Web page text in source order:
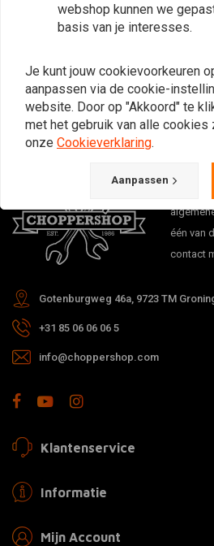
één van
contact
Gotenburgweg 46a, 9723 TM
+31 85 06 06 06 5
info@choppershop.com
Klantenservice
Informatie
Mijn Account
webshop kunnen we
basis van je interesses.
Je kunt jouw cookievoorkeuren
aanpassen via de cookie-
website. Door op "Akkoord" te
met het gebruik van alle cookies
onze Cookieverklaring.
Aanpassen